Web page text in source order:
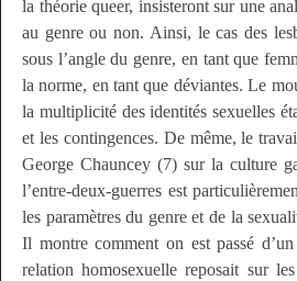
la théorie queer, insisteront sur une
au genre ou non. Ainsi, le cas des
sous l’angle du genre, en tant que
la norme, en tant que déviantes. Le
la multiplicité des identités sexuelles
et les contingences. De même, le
George Chauncey (7) sur la culture
l’entre-deux-guerres est
les paramètres du genre et de la
Il montre comment on est passé
relation homosexuelle reposait sur